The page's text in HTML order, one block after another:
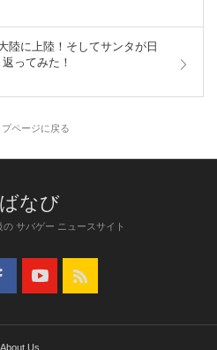
陸に上陸！そしてサンタが日
ってみた！
プページに戻る
サバゲー ニュースサイト
About Us